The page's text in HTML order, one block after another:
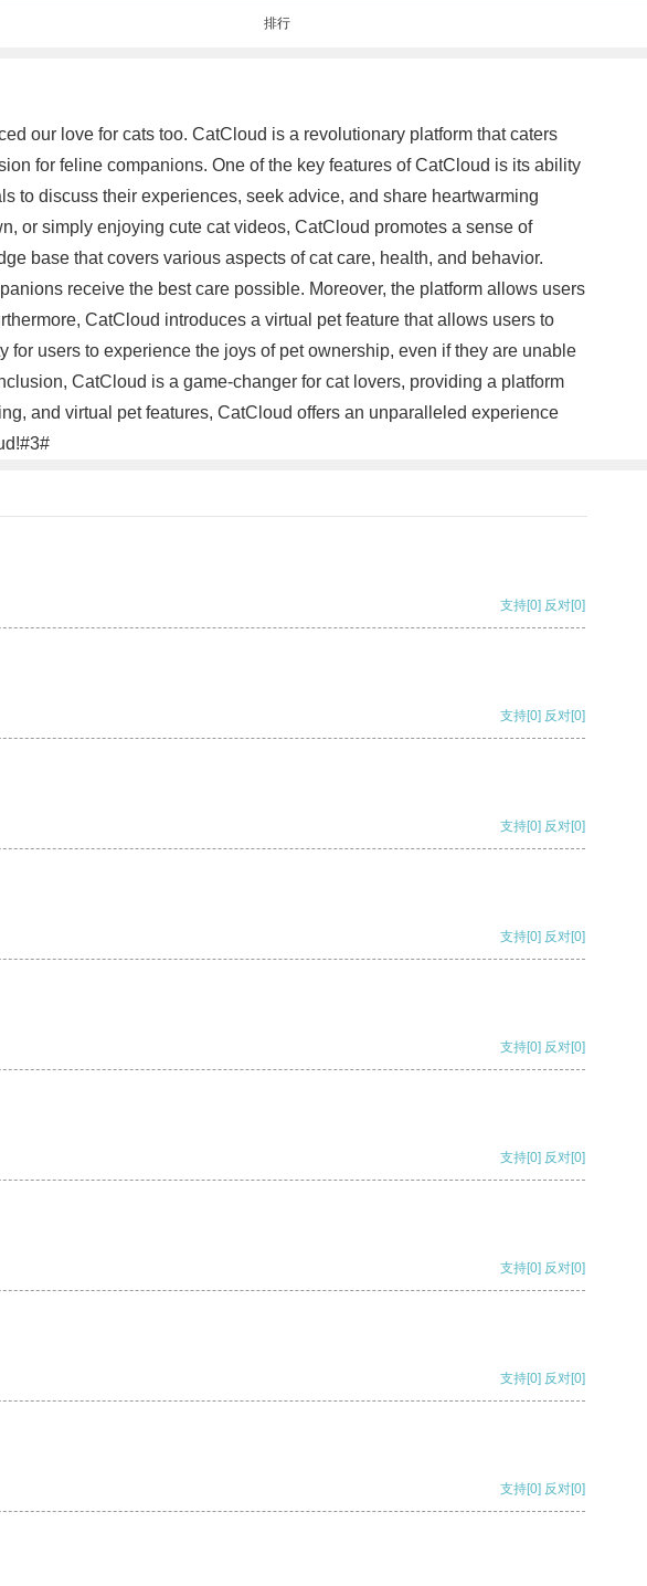
排行
our love for cats too. CatCloud is a revolutionary platform that caters
for feline companions. One of the key features of CatCloud is its ability
to discuss their experiences, seek advice, and share heartwarming
or simply enjoying cute cat videos, CatCloud promotes a sense of
base that covers various aspects of cat care, health, and behavior.
receive the best care possible. Moreover, the platform allows users
CatCloud introduces a virtual pet feature that allows users to
users to experience the joys of pet ownership, even if they are unable
CatCloud is a game-changer for cat lovers, providing a platform
and virtual pet features, CatCloud offers an unparalleled experience
支持[0] 反对[0]
支持[0] 反对[0]
支持[0] 反对[0]
支持[0] 反对[0]
支持[0] 反对[0]
支持[0] 反对[0]
支持[0] 反对[0]
支持[0] 反对[0]
支持[0] 反对[0]